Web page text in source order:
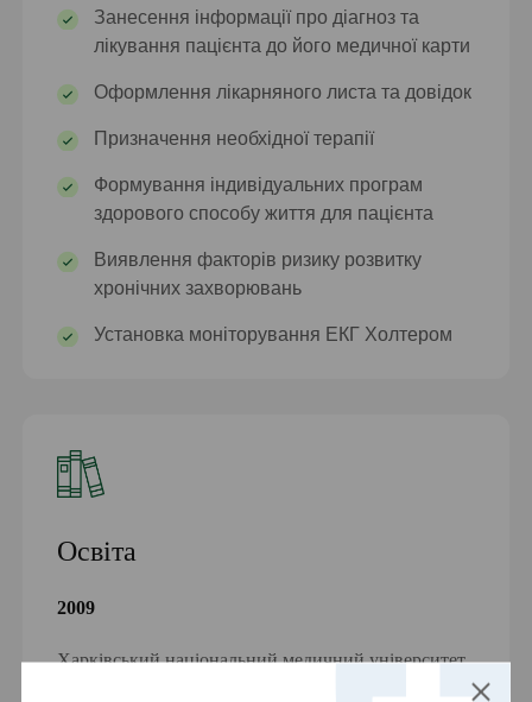
Занесення інформації про діагноз та
лікування пацієнта до його медичної карти
Оформлення лікарняного листа та довідок
Призначення необхідної терапії
Формування індивідуальних програм
здорового способу життя для пацієнта
Виявлення факторів ризику розвитку
хронічних захворювань
Установка моніторування ЕКГ Холтером
Освіта
2009
Харківський національний медичний університет,